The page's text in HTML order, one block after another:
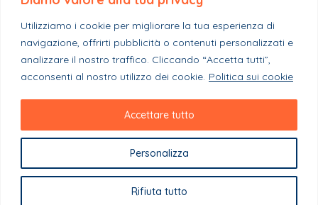
Utilizziamo i cookie per migliorare la tua esperienza di
navigazione, offrirti pubblicità o contenuti personalizzati e
analizzare il nostro traffico. Cliccando “Accetta tutti”,
acconsenti al nostro utilizzo dei cookie. Politica sui cookie
Personalizza
Rifiuta tutto
Accettare tutto
Privacy Policy
Gestisci impostazioni Cookies
Esplora il catalogo
Casa
Ferramenta & Co.
Giardino e agricoltura
Stagionali
Copyright 2023 - EuroGross Srl - P. IVA: 03999590825